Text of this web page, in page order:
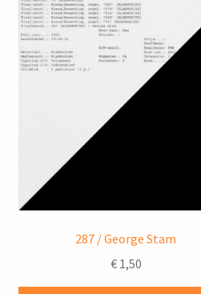
287 / George Stam
€1,50